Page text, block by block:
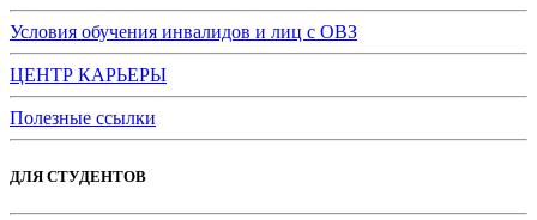
Условия обучения инвалидов и лиц с ОВЗ
ЦЕНТР КАРЬЕРЫ
Полезные ссылки
ДЛЯ СТУДЕНТОВ